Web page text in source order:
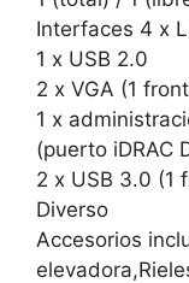
Interfaces 4 x
1 x USB 2.0
2 x VGA (1
1 x
(puerto iDRAC
2 x USB 3.0 (1
Diverso
Accesorios